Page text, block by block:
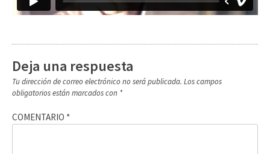
Deja una respuesta
Tu dirección de correo electrónico no será publicada. Los campos
obligatorios están marcados con *
COMENTARIO *